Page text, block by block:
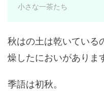
小さな一茶たち
秋はの土は乾いている
燥したにおいがありま
季語は初秋。